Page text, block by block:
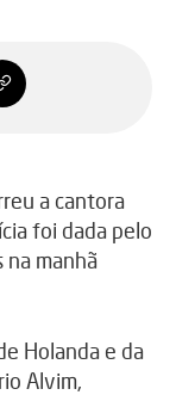
a cantora
foi dada pelo
na manhã
Holanda e da
Alvim,